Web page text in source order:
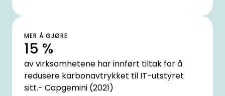
MER Å GJØRE
15 %
av virksomhetene har innført tiltak for å
redusere karbonavtrykket til IT-utstyret
sitt.- Capgemini (2021)